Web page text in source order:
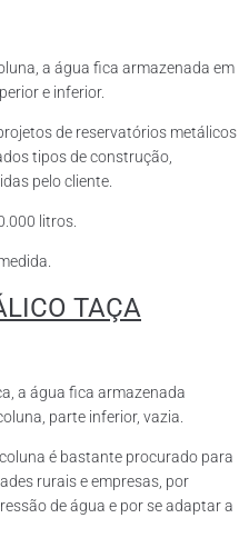
a água fica armazenada em
e inferior.
de reservatórios metálicos
tipos de construção,
pelo cliente.
litros.
TAÇA
a água fica armazenada
parte inferior, vazia.
é bastante procurado para
rurais e empresas, por
de água e por se adaptar a